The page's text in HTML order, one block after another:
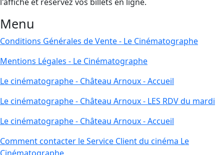
Menu
Conditions Générales de Vente - Le Cinématographe
Mentions Légales - Le Cinématographe
Le cinématographe - Château Arnoux - Accueil
Le cinématographe - Château Arnoux - LES RDV du mardi
Le cinématographe - Château Arnoux - Accueil
Comment contacter le Service Client du cinéma Le